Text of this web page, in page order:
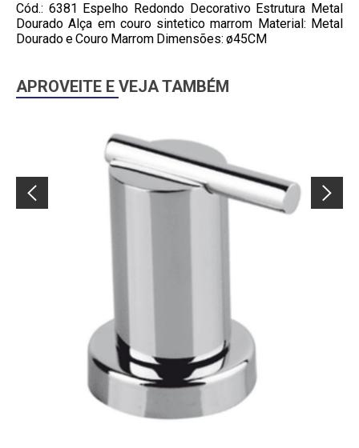
Cód.: 6381 Espelho Redondo Decorativo Estrutura Metal
Dourado Alça em couro sintetico marrom Material: Metal
Dourado e Couro Marrom Dimensões: ø45CM
APROVEITE E VEJA TAMBÉM